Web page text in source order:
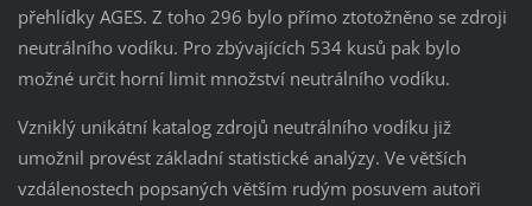
přehlídky AGES. Z toho 296 bylo přímo ztotožněno se zdroji
neutrálního vodíku. Pro zbývajících 534 kusů pak bylo
možné určit horní limit množství neutrálního vodíku.
Vzniklý unikátní katalog zdrojů neutrálního vodíku již
umožnil provést základní statistické analýzy. Ve větších
vzdálenostech popsaných větším rudým posuvem autoři